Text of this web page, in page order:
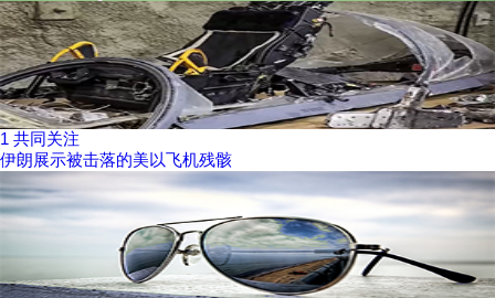
1 共同关注
伊朗展示被击落的美以飞机残骸